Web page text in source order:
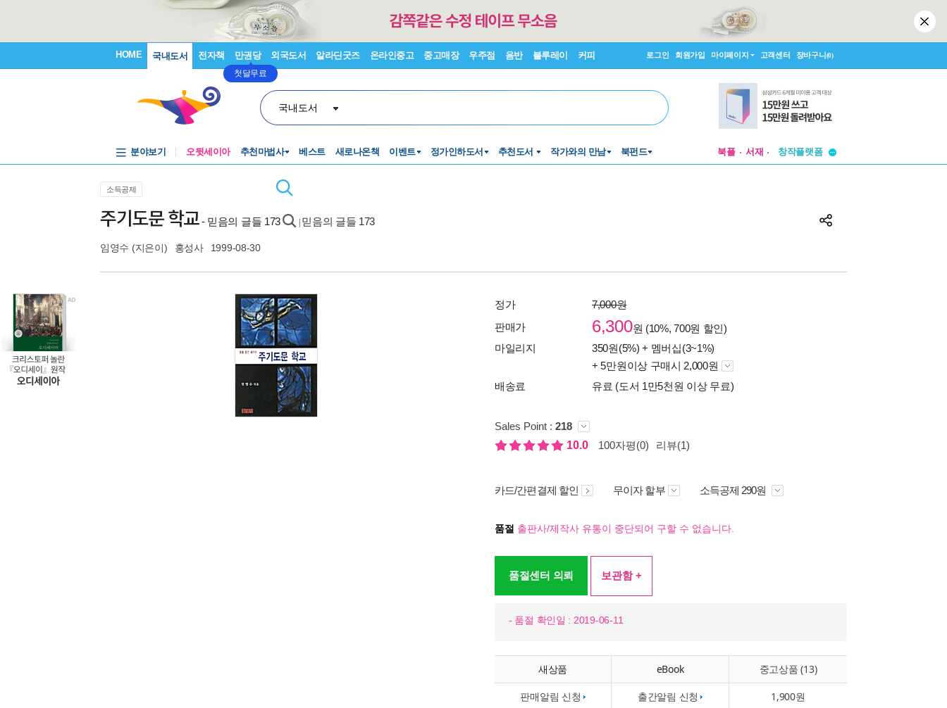
HOME 국내도서 전자책 만권당
첫달무료
외국도서 알라딘굿즈 온라인중고 중고매장 우주점 음반 블루레이 커피 로그인 회원가입 마이페이지 고객센터 장바구니(0)
국내도서
분야보기 오뒷세이아 추천마법사 베스트 새로나온책 이벤트 정가인하도서 추천도서 작가와의 만남 북펀드 북플 서재
창작플랫폼
소득공제
주기도문 학교- 믿음의 글들 173 믿음의 글들 173
임영수 (지은이) 홍성사 1999-08-30
정가
7,000원
판매가
6,300원 (10%, 700원 할인)
마일리지
350원(5%) + 멤버십(3~1%)
+ 5만원이상 구매시 2,000원
배송료
유료 (도서 1만5천원 이상 무료)
Sales Point : 218
10.0
100자평(0) 리뷰(1)
카드/간편결제 할인 무이자 할부 소득공제 290원
품절 출판사/제작사 유통이 중단되어 구할 수 없습니다.
품절센터 의뢰 보관함 +
- 품절 확인일 : 2019-06-11
새상품 eBook 중고상품 (13)
판매알림 신청 출간알림 신청 1,900원